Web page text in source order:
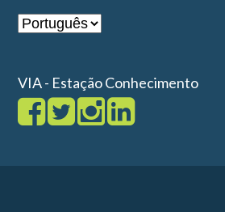
VIA - Estação Conhecimento